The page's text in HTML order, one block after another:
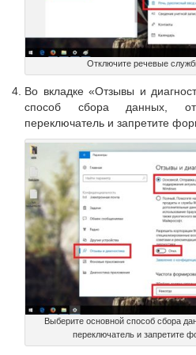
Отключите речевые
Во вкладке «Отзывы и
способ сбора данных,
переключатель и запретите
Выберите основной способ сбора
переключатель и запретите